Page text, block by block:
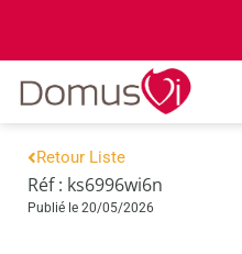
Retour Liste
Réf : ks6996wi6n
Publié le 20/05/2026